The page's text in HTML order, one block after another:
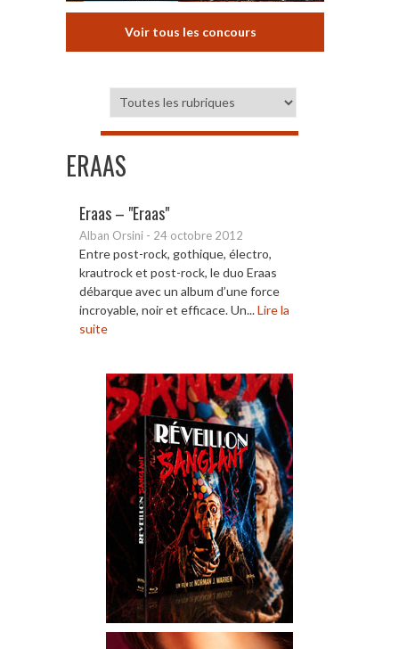
Voir tous les concours
ERAAS
Eraas – "Eraas"
Alban Orsini - 24 octobre 2012
Entre post-rock, gothique, électro,
krautrock et post-rock, le duo Eraas
débarque avec un album d’une force
incroyable, noir et efficace. Un...Lire la
suite